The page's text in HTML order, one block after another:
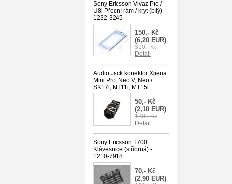
Sony Ericsson Vivaz Pro /
U8i Přední rám / kryt (bílý) -
1232-3245
150,- Kč
(6,20 EUR)
310,- Kč
Detail
Audio Jack konektor Xperia
Mini Pro, Neo V, Neo /
SK17i, MT11i, MT15i
50,- Kč
(2,10 EUR)
120,- Kč
Detail
Sony Ericsson T700
Klávesnice (stříbrná) -
1210-7918
70,- Kč
(2,90 EUR)